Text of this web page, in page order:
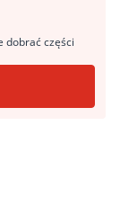
dobrać części